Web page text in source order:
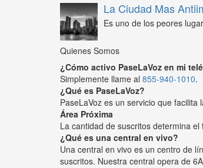
La Ciudad Mas
Es uno de los peores
Quienes Somos
¿Cómo activo PaseLaVoz en mi
Simplemente llame al 855-940-1010.
¿Qué es PaseLaVoz?
PaseLaVoz es un servicio que
Área Próxima
La cantidad de suscritos determina
¿Qué es una central en vivo?
Una central en vivo es un centro de
suscritos. Nuestra central opera de